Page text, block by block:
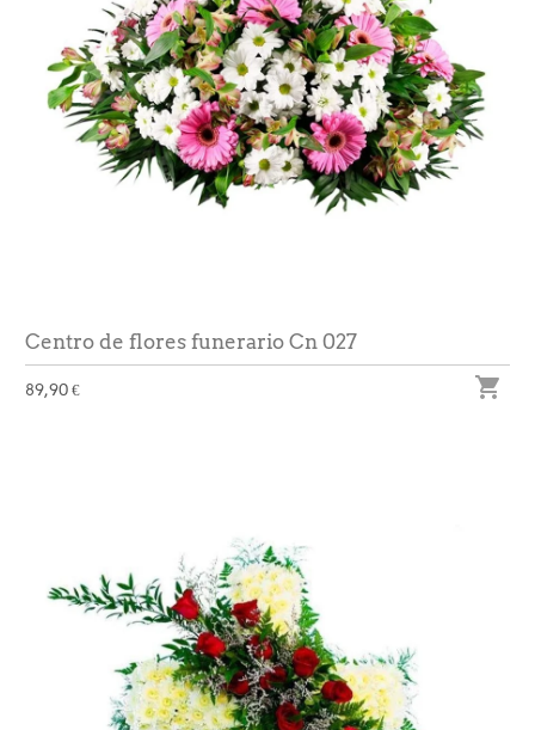
Centro de flores funerario Cn 027
89,90 € 